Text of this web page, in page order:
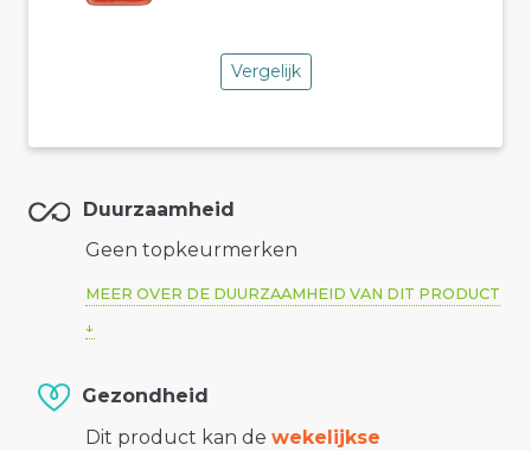
Vergelijk
Duurzaamheid
Geen topkeurmerken
MEER OVER DE DUURZAAMHEID VAN DIT PRODUCT
Gezondheid
Dit product kan de wekelijkse